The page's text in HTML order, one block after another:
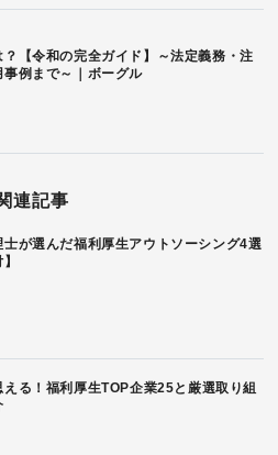
？【令和の完全ガイド】～法定義務・注
事例まで～｜ボーグル
連記事
士が選んだ福利厚生アウトソーシング4選
る！福利厚生TOP企業25と厳選取り組